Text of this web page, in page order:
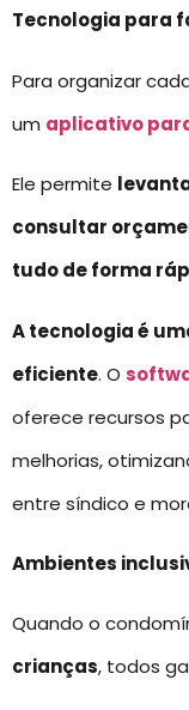
Tecnologia para
Para organizar
um aplicativo
Ele permite
consultar
tudo de forma
A tecnologia é
eficiente. O
oferece recursos
melhorias,
entre síndico e
Ambientes
Quando o
crianças, todos